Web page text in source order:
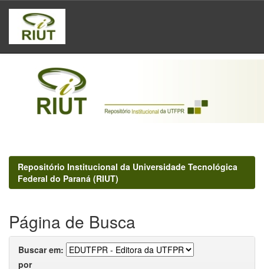
Skip
navigation
Repositório Institucional da Universidade Tecnológica
Federal do Paraná (RIUT)
Página de Busca
Buscar em:
por